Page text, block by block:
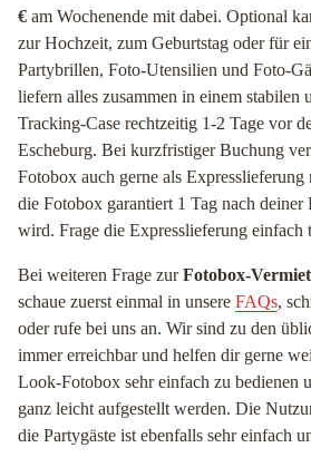
€ am Wochenende mit dabei. Optional
zur Hochzeit, zum Geburtstag oder für
Partybrillen, Foto-Utensilien und Foto-
liefern alles zusammen in einem stabilen
Tracking-Case rechtzeitig 1-2 Tage vor
Escheburg. Bei kurzfristiger Buchung
Fotobox auch gerne als Expresslieferung
die Fotobox garantiert 1 Tag nach deiner
wird. Frage die Expresslieferung einfach
Bei weiteren Frage zurFotobox-
schaue zuerst einmal in unsere FAQs,
oder rufe bei uns an. Wir sind zu den
immer erreichbar und helfen dir gerne
Look-Fotobox sehr einfach zu bedienen
ganz leicht aufgestellt werden. Die
die Partygäste ist ebenfalls sehr einfach